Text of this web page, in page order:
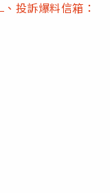
、投訴爆料信箱：